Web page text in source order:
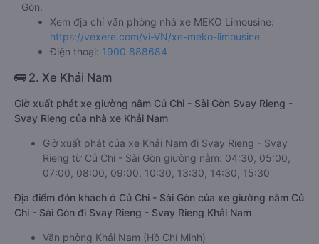
Gòn:
Xem địa chỉ văn phòng nhà xe MEKO Limousine:
https://vexere.com/vi-VN/xe-meko-limousine
Điện thoại: 1900 888684
🚌 2. Xe Khải Nam
Giờ xuất phát xe giường nằm Củ Chi - Sài Gòn Svay Rieng -
Svay Rieng của nhà xe Khải Nam
Giờ xuất phát của xe Khải Nam đi Svay Rieng - Svay
Rieng từ Củ Chi - Sài Gòn giường nằm: 04:30, 05:00,
07:00, 08:00, 09:00, 10:30, 13:30, 14:30, 15:30
Địa điểm đón khách ở Củ Chi - Sài Gòn của xe giường nằm Củ
Chi - Sài Gòn đi Svay Rieng - Svay Rieng Khải Nam
Văn phòng Khải Nam (Hồ Chí Minh)